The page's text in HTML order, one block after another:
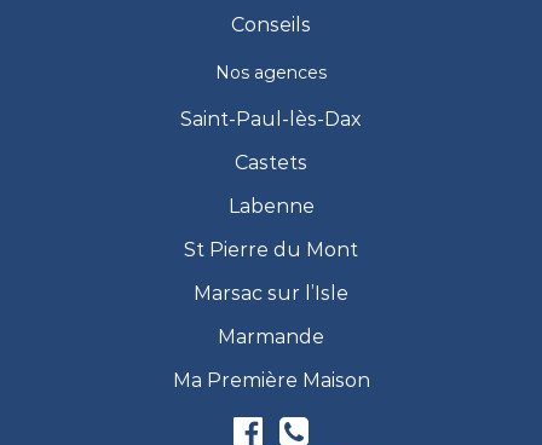
Conseils
Nos agences
Saint-Paul-lès-Dax
Castets
Labenne
St Pierre du Mont
Marsac sur l’Isle
Marmande
Ma Première Maison